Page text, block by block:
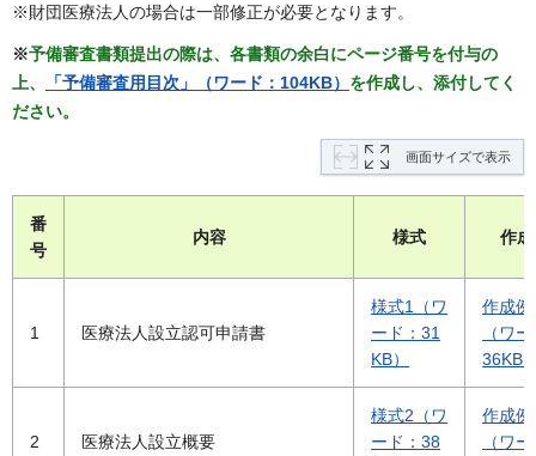
※財団医療法人の場合は一部修正が必要となります。
※予備審査書類提出の際は、各書類の余白にページ番号を付与の
上、
「予備審査用目次」（ワード：104KB） を作成し、添付してく
ださい。
画面サイズで表示
番
号
内容 様式 作
1 医療法人設立認可申請書
様式1（ワ
ード：31
KB）
作成例
（ワ
36KB
2 医療法人設立概要
様式2（ワ
ード：38
作成例
（ワ